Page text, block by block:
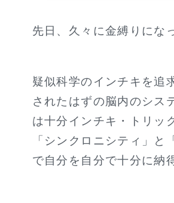
先日、久々に金縛りにな
疑似科学のインチキを追
されたはずの脳内のシス
は十分インチキ・トリッ
「シンクロニシティ」
で自分を自分で十分に納